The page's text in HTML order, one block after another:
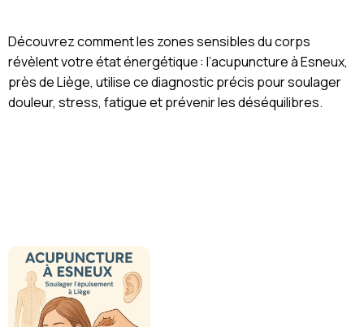
Découvrez comment les zones sensibles du corps
révèlent votre état énergétique : l’acupuncture à Esneux,
près de Liège, utilise ce diagnostic précis pour soulager
douleur, stress, fatigue et prévenir les déséquilibres.